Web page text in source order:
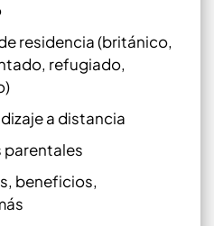
residencia (británico,
refugiado,
a distancia
parentales
beneficios,